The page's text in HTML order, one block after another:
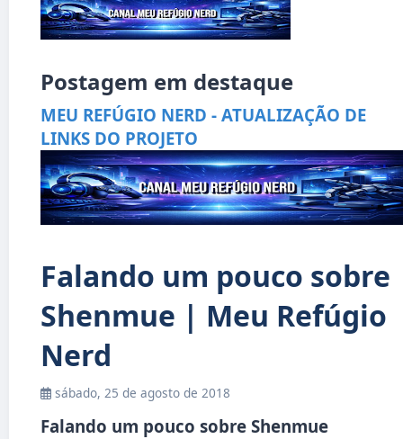
Postagem em destaque
MEU REFÚGIO NERD - ATUALIZAÇÃO DE
LINKS DO PROJETO
Falando um pouco sobre
Shenmue | Meu Refúgio
Nerd
sábado, 25 de agosto de 2018
Falando um pouco sobre Shenmue